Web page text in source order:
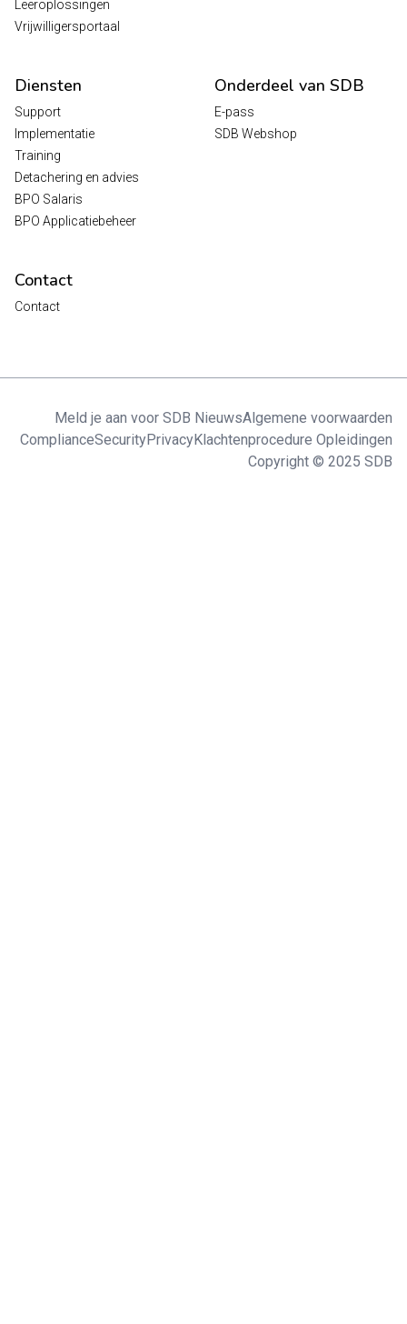
Leeroplossingen
Vrijwilligersportaal
Diensten
Support
Implementatie
Training
Detachering en advies
BPO Salaris
BPO Applicatiebeheer
Onderdeel van SDB
E-pass
SDB Webshop
Contact
Contact
Meld je aan voor SDB NieuwsAlgemene voorwaarden
ComplianceSecurityPrivacyKlachtenprocedure Opleidingen
Copyright © 2025 SDB